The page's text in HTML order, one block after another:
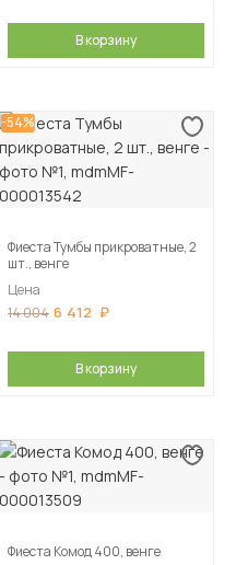
В корзину
-54%
Фиеста Тумбы прикроватные, 2
шт., венге
Цена
14 004 6 412
В корзину
Фиеста Комод 400, венге